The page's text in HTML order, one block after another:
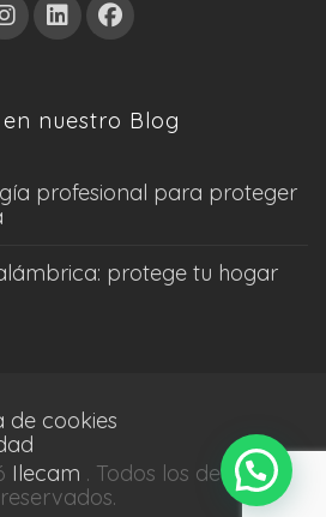
nuestro Blog
profesional para proteger
protege tu hogar
de cookies
Ilecam . Todos los derechos
reservados.